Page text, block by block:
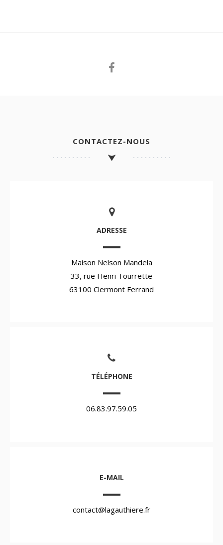
CONTACTEZ-NOUS
ADRESSE
Maison Nelson Mandela
33, rue Henri Tourrette
63100 Clermont Ferrand
TÉLÉPHONE
06.83.97.59.05
E-MAIL
contact@lagauthiere.fr